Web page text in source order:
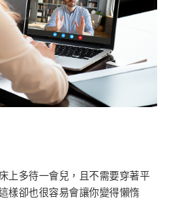
上多待一會兒，且不需要穿著平
樣卻也很容易會讓你變得懶惰